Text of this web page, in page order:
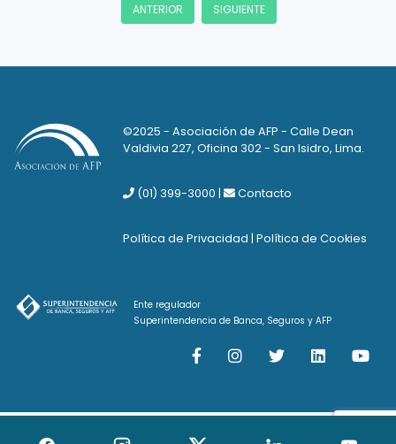
ANTERIOR SIGUIENTE
©2025 - Asociación de AFP - Calle Dean
Valdivia 227, Oficina 302 - San Isidro, Lima.
(01) 399-3000 | Contacto
Política de Privacidad | Política de Cookies
Ente regulador
Superintendencia de Banca, Seguros y AFP